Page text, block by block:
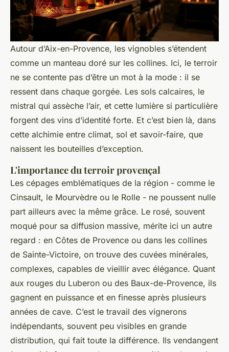
Autour d’Aix-en-Provence, les vignobles s’étendent
comme un manteau doré sur les collines. Ici, le terroir
ne se contente pas d’être un mot à la mode : il se
ressent dans chaque gorgée. Les sols calcaires, le
mistral qui assèche l’air, et cette lumière si particulière
forgent des vins d’identité forte. Et c’est bien là, dans
cette alchimie entre climat, sol et savoir-faire, que
naissent les bouteilles d’exception.
L'importance du terroir provençal
Les cépages emblématiques de la région - comme le
Cinsault, le Mourvèdre ou le Rolle - ne poussent nulle
part ailleurs avec la même grâce. Le rosé, souvent
moqué pour sa diffusion massive, mérite ici un autre
regard : en Côtes de Provence ou dans les collines
de Sainte-Victoire, on trouve des cuvées minérales,
complexes, capables de vieillir avec élégance. Quant
aux rouges du Luberon ou des Baux-de-Provence, ils
gagnent en puissance et en finesse après plusieurs
années de cave. C’est le travail des vignerons
indépendants, souvent peu visibles en grande
distribution, qui fait toute la différence. Ils vendangent